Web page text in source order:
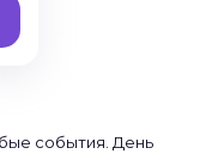
события. День